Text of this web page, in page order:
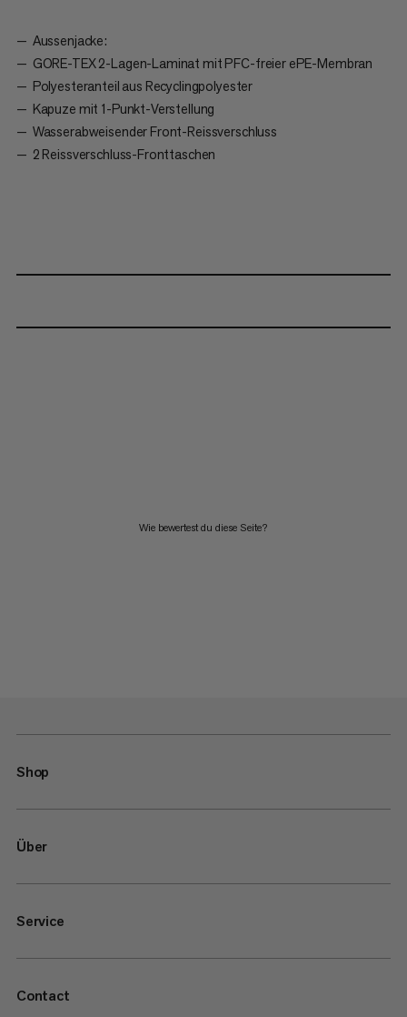
Aussenjacke:
GORE-TEX 2-Lagen-Laminat mit PFC-freier ePE-Membran
Polyesteranteil aus Recyclingpolyester
Kapuze mit 1-Punkt-Verstellung
Wasserabweisender Front-Reissverschluss
2 Reissverschluss-Fronttaschen
Wie bewertest du diese Seite?
Shop
Über
Service
Contact